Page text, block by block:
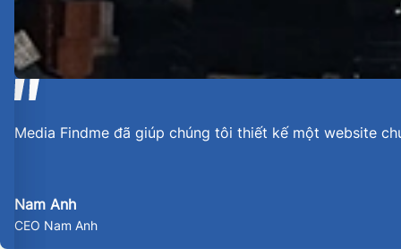
Media Findme đã giúp chúng tôi thiết kế một website
Nam Anh
CEO Nam Anh